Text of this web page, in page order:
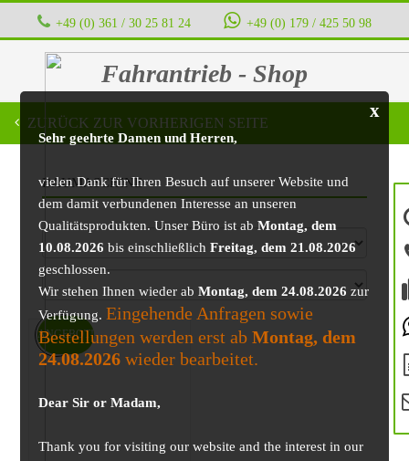
+49 (0) 361 / 30 25 81 24 ‭ ‭ ‭ ‭ +49 (0) 179 / 425 50 98
Fahrantrieb - Shop
x
Sehr geehrte Damen und Herren,
vielen Dank für Ihren Besuch auf unserer Website und
dem damit verbundenen Interesse an unseren
Qualitätsprodukten. Unser Büro ist abMontag, dem
10.08.2026 bis einschließlichFreitag, dem 21.08.2026
geschlossen.
Wir stehen Ihnen wieder abMontag, dem 24.08.2026 zur
Verfügung. Eingehende Anfragen sowie
Bestellungen werden erst abMontag, dem
24.08.2026 wieder bearbeitet.
Dear Sir or Madam,
Thank you for visiting our website and the interest in our
ZURÜCK ZUR VORHERIGEN SEITE
BAUMASCHINE
ANGEBOT!